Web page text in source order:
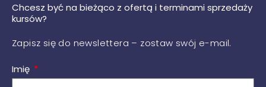
Chcesz być na bieżąco z ofertą i terminami sprzedaży
kursów?
Zapisz się do newslettera – zostaw swój e-mail.
Imię